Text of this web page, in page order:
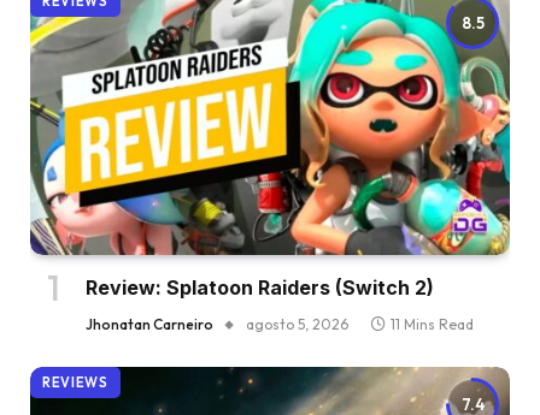
8.5
Review: Splatoon Raiders (Switch 2)
Jhonatan Carneiro agosto 5, 2026 11 Mins Read
7.4
REVIEWS